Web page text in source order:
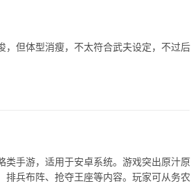
，但体型消瘦，不太符合武夫设定，不过后
类手游，适用于安卓系统。游戏突出原汁原
兵布阵、抢夺王座等内容。玩家可从务农